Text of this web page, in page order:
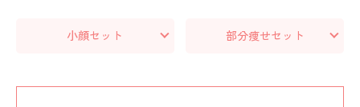
小顔セット 部分痩せセット